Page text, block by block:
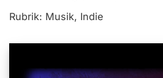
Rubrik: Musik, Indie